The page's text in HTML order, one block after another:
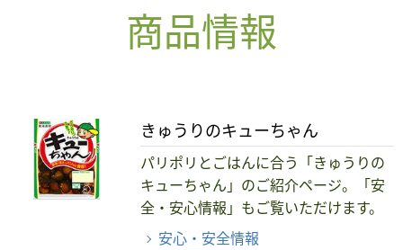
商品情報
きゅうりのキューちゃん
パリポリとごはんに合う「きゅうりの
キューちゃん」のご紹介ページ。「安
全・安心情報」もご覧いただけます。
安心・安全情報